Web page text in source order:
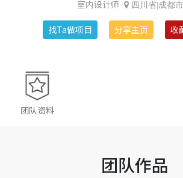
室内设计师 四川省|成都市
找Ta做项目 分享主页 收
团队资料
团队作品